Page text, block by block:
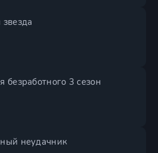
безработного 3 сезон
неудачник